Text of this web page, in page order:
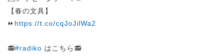
【春の文具】
⏩ https://t.co/cqJoJilWa2
📻#radiko はこちら📻